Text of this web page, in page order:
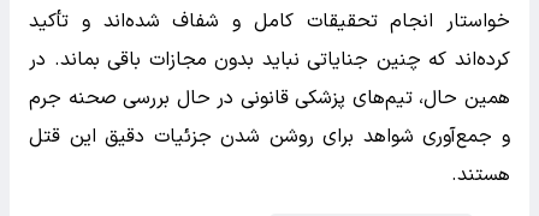
خواستار انجام تحقیقات کامل و شفاف شده‌اند و تأکید
کرده‌اند که چنین جنایاتی نباید بدون مجازات باقی بماند. در
همین حال، تیم‌های پزشکی قانونی در حال بررسی صحنه جرم
و جمع‌آوری شواهد برای روشن شدن جزئیات دقیق این قتل
هستند.